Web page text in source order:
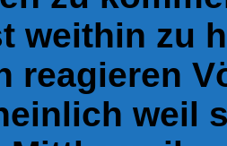
weithin zu
reagieren
weil